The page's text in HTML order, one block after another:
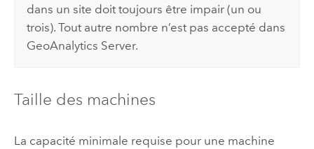
dans un site doit toujours être impair (un ou
trois). Tout autre nombre n’est pas accepté dans
GeoAnalytics Server.
Taille des machines
La capacité minimale requise pour une machine